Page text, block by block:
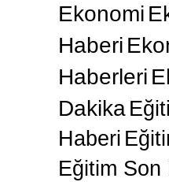
Ekonomi
Haberi
Haberleri
Dakika
Haberi
Eğitim Son